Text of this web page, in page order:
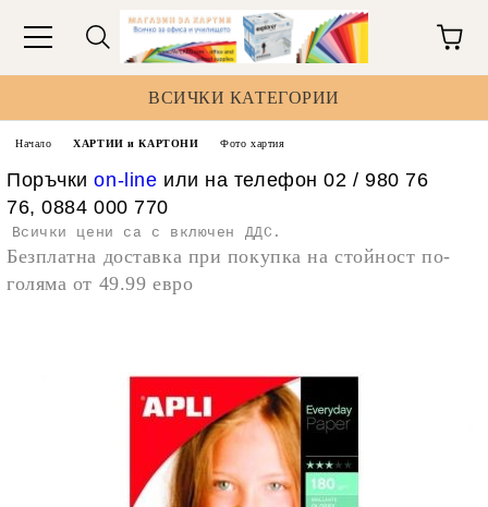
ВСИЧКИ КАТЕГОРИИ
Начало ХАРТИИ и КАРТОНИ Фото хартия
Поръчкиon-line или на телефон 02 / 980 76
76, 0884 000 770
Всички цени са с включен ДДС.
Безплатна доставка при покупка на стойност по-
голяма от 49.99 евро